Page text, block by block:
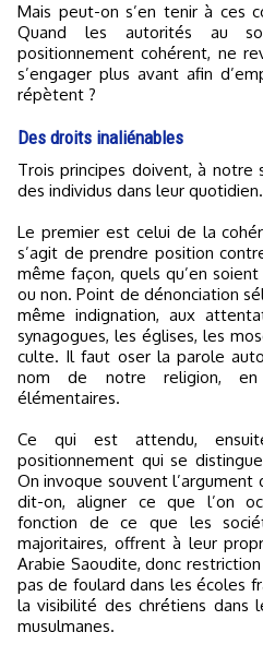
Mais peut-on s’en tenir à ces
Quand les autorités au
positionnement cohérent, ne
s’engager plus avant afin
répètent ?
Des droits inaliénables
Trois principes doivent, à notre sens, orienter l’engagement
des individus dans leur quotidien.
Le premier est celui de la
s’agit de prendre position
même façon, quels qu’en
ou non. Point de dénonciation
même indignation, aux
synagogues, les églises, les
culte. Il faut oser la parole
nom de notre religion, en
élémentaires.
Ce qui est attendu,
positionnement qui se
On invoque souvent
dit-on, aligner ce que l’on
fonction de ce que les
majoritaires, offrent à leur
Arabie Saoudite, donc
pas de foulard dans les écoles
la visibilité des chrétiens dans
musulmanes.